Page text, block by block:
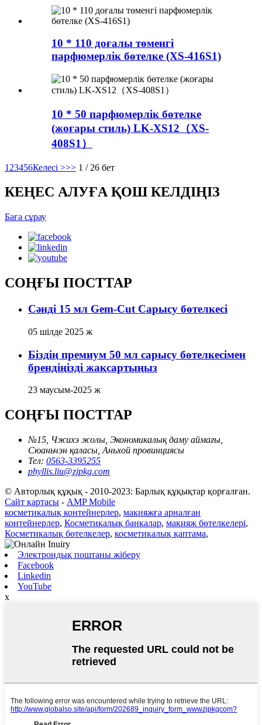
10 * 110 доғалы төменгі
парфюмерлік бөтелке (XS-416S1)
10 * 50 парфюмерлік бөтелке
(жоғары стиль) LK-XS12（XS-
408S1）
1 23456Келесі >>> 1 / 26 бет
КЕҢЕС АЛУҒА ҚОШ КЕЛДІҢІЗ
Баға сұрау
СОҢҒЫ ПОСТТАР
Сәнді 15 мл Gem-Cut Сарысу бөтелкесі
05 шілде 2025 ж
Біздің премиум 50 мл сарысу бөтелкесімен
брендіңізді жақсартыңыз
23 маусым-2025 ж
СОҢҒЫ ПОСТТАР
№15, Чжихэ жолы, Экономикалық даму аймағы,
Сюаньчэн қаласы, Аньхой провинциясы
Тел: 0563-3395255
phyllis.liu@zjpkg.com
© Авторлық құқық - 2010-2023: Барлық құқықтар қорғалған.
Сайт картасы - AMP Mobile
косметикалық контейнерлер, макияжға арналған
контейнерлер, Косметикалық банкалар, макияж бөтелкелері,
Косметикалық бөтелкелер, косметикалық қаптама,
Электрондық поштаны жіберу
Facebook
Linkedin
YouTube
x